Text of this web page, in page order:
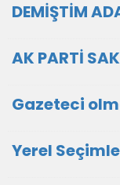
DEMİŞTİM
AK PARTİ
Gazeteci
Yerel